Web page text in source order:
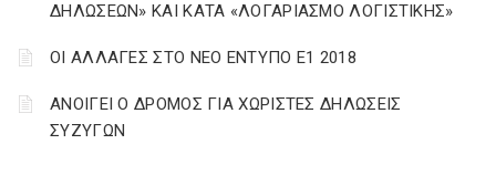
ΔΗΛΩΣΕΩΝ» ΚΑΙ ΚΑΤΑ «ΛΟΓΑΡΙΑΣΜΟ ΛΟΓΙΣΤΙΚΗΣ»
ΟΙ ΑΛΛΑΓΕΣ ΣΤΟ ΝΕΟ ΕΝΤΥΠΟ Ε1 2018
ΑΝΟΙΓΕΙ Ο ΔΡΟΜΟΣ ΓΙΑ ΧΩΡΙΣΤΕΣ ΔΗΛΩΣΕΙΣ
ΣΥΖΥΓΩΝ